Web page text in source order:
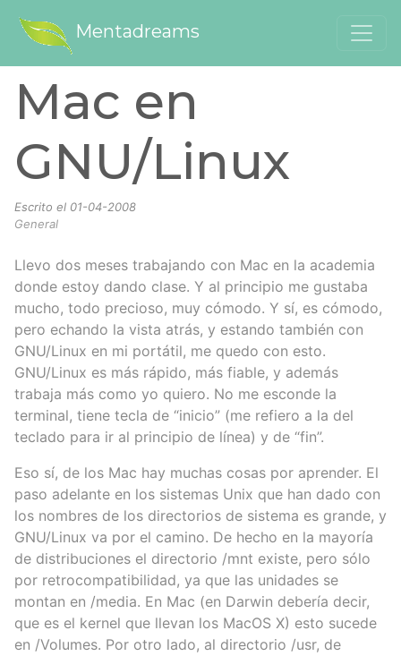
Mentadreams
Mac en
GNU/Linux
Escrito el 01-04-2008
General
Llevo dos meses trabajando con Mac en la academia
donde estoy dando clase. Y al principio me gustaba
mucho, todo precioso, muy cómodo. Y sí, es cómodo,
pero echando la vista atrás, y estando también con
GNU/Linux en mi portátil, me quedo con esto.
GNU/Linux es más rápido, más fiable, y además
trabaja más como yo quiero. No me esconde la
terminal, tiene tecla de “inicio” (me refiero a la del
teclado para ir al principio de línea) y de “fin”.
Eso sí, de los Mac hay muchas cosas por aprender. El
paso adelante en los sistemas Unix que han dado con
los nombres de los directorios de sistema es grande, y
GNU/Linux va por el camino. De hecho en la mayoría
de distribuciones el directorio /mnt existe, pero sólo
por retrocompatibilidad, ya que las unidades se
montan en /media. En Mac (en Darwin debería decir,
que es el kernel que llevan los MacOS X) esto sucede
en /Volumes. Por otro lado, al directorio /usr, de